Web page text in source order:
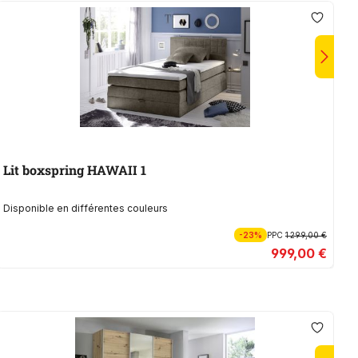
Lit boxspring HAWAII 1
Disponible en différentes couleurs
-23% PPC 1 299,00 €
999,00 €